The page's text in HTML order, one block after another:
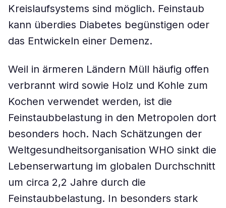
Kreislaufsystems sind möglich. Feinstaub
kann überdies Diabetes begünstigen oder
das Entwickeln einer Demenz.
Weil in ärmeren Ländern Müll häufig offen
verbrannt wird sowie Holz und Kohle zum
Kochen verwendet werden, ist die
Feinstaubbelastung in den Metropolen dort
besonders hoch. Nach Schätzungen der
Weltgesundheitsorganisation WHO sinkt die
Lebenserwartung im globalen Durchschnitt
um circa 2,2 Jahre durch die
Feinstaubbelastung. In besonders stark